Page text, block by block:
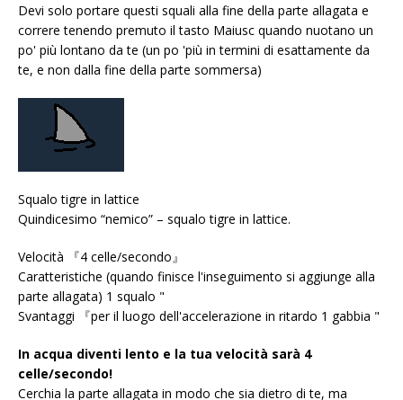
Devi solo portare questi squali alla fine della parte allagata e
correre tenendo premuto il tasto Maiusc quando nuotano un
po' più lontano da te (un po 'più in termini di esattamente da
te, e non dalla fine della parte sommersa)
Squalo tigre in lattice
Quindicesimo “nemico” – squalo tigre in lattice.
Velocità 『4 celle/secondo』
Caratteristiche (quando finisce l'inseguimento si aggiunge alla
parte allagata) 1 squalo "
Svantaggi 『per il luogo dell'accelerazione in ritardo 1 gabbia "
In acqua diventi lento e la tua velocità sarà 4
celle/secondo!
Cerchia la parte allagata in modo che sia dietro di te, ma